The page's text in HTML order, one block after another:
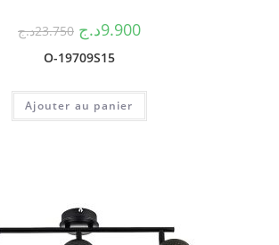
23.750د.ج 9.900د.ج
O-19709S15
Ajouter au panier